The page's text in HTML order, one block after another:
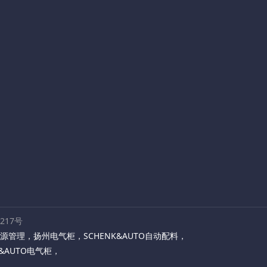
号
管理 ， 扬州电气柜， SCHENK&AUTO自动配料，
电气柜 ，